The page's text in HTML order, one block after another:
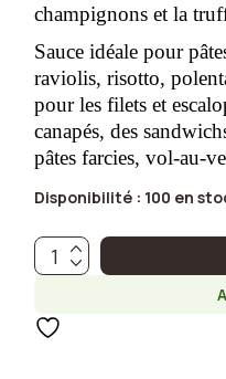
champignons et la
Sauce idéale pour
raviolis, risotto,
pour les filets et
canapés, des
pâtes farcies, vol-au-
Disponibilité : 100 en
Sauce aux cèpes et à la